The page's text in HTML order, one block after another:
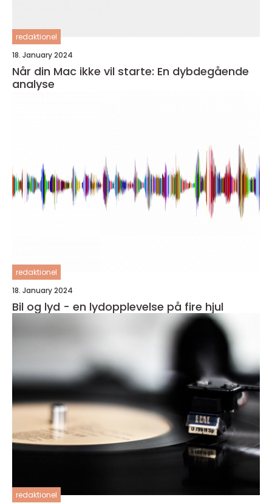
redaktionel
18. January 2024
Når din Mac ikke vil starte: En dybdegående
analyse
redaktionel
18. January 2024
Bil og lyd - en lydopplevelse på fire hjul
redaktionel